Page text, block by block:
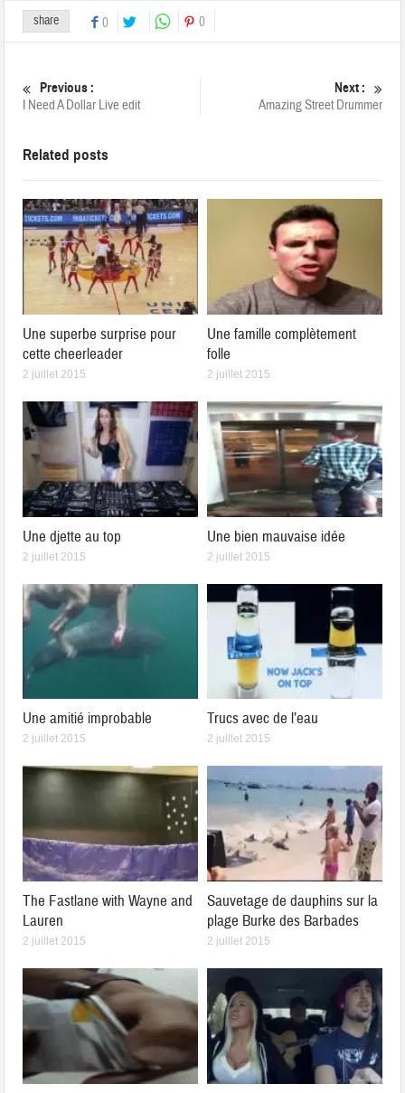
share 0 0
Previous :
I Need A Dollar Live edit
Next :
Amazing Street Drummer
Related posts
Une superbe surprise pour
cette cheerleader
2 juillet 2015
Une famille complètement
folle
2 juillet 2015
Une djette au top
2 juillet 2015
Une bien mauvaise idée
2 juillet 2015
Une amitié improbable
2 juillet 2015
Trucs avec de l’eau
2 juillet 2015
The Fastlane with Wayne and
Lauren
2 juillet 2015
Sauvetage de dauphins sur la
plage Burke des Barbades
2 juillet 2015